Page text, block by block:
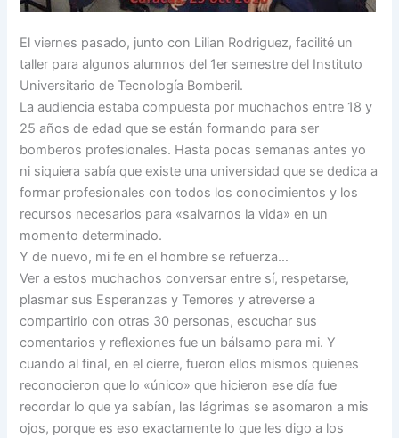
El viernes pasado, junto con Lilian Rodriguez, facilité un
taller para algunos alumnos del 1er semestre del Instituto
Universitario de Tecnología Bomberil.
La audiencia estaba compuesta por muchachos entre 18 y
25 años de edad que se están formando para ser
bomberos profesionales. Hasta pocas semanas antes yo
ni siquiera sabía que existe una universidad que se dedica a
formar profesionales con todos los conocimientos y los
recursos necesarios para «salvarnos la vida» en un
momento determinado.
Y de nuevo, mi fe en el hombre se refuerza…
Ver a estos muchachos conversar entre sí, respetarse,
plasmar sus Esperanzas y Temores y atreverse a
compartirlo con otras 30 personas, escuchar sus
comentarios y reflexiones fue un bálsamo para mi. Y
cuando al final, en el cierre, fueron ellos mismos quienes
reconocieron que lo «único» que hicieron ese día fue
recordar lo que ya sabían, las lágrimas se asomaron a mis
ojos, porque es eso exactamente lo que les digo a los